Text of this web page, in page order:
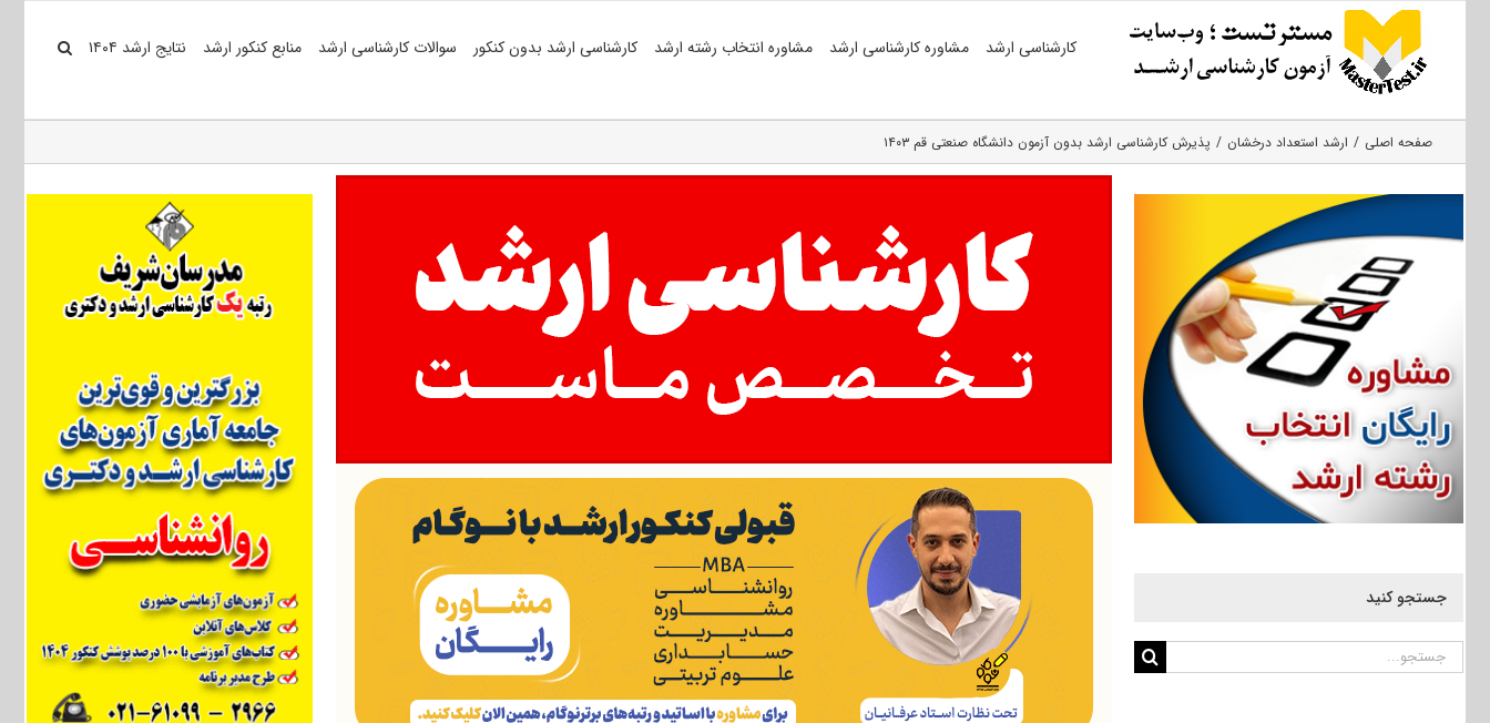
کارشناسی ارشد مشاوره کارشناسی ارشد مشاوره انتخاب رشته ارشد کارشناسی ارشد بدون کنکور سوالات کارشناسی ارشد منابع کنکور ارشد نتایج ارشد ۱۴۰۴
صفحه اصلی ارشد استعداد درخشان پذیرش کارشناسی ارشد بدون آزمون دانشگاه صنعتی قم ۱۴۰۳
جستجو کنید
جستجو